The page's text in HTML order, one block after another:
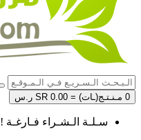
0 مـنـتـج(ـات) = SR 0.00 ر.س
سـلـة الـشـراء فـارغـة !